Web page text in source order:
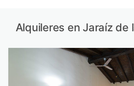
Alquileres en Jaraíz de